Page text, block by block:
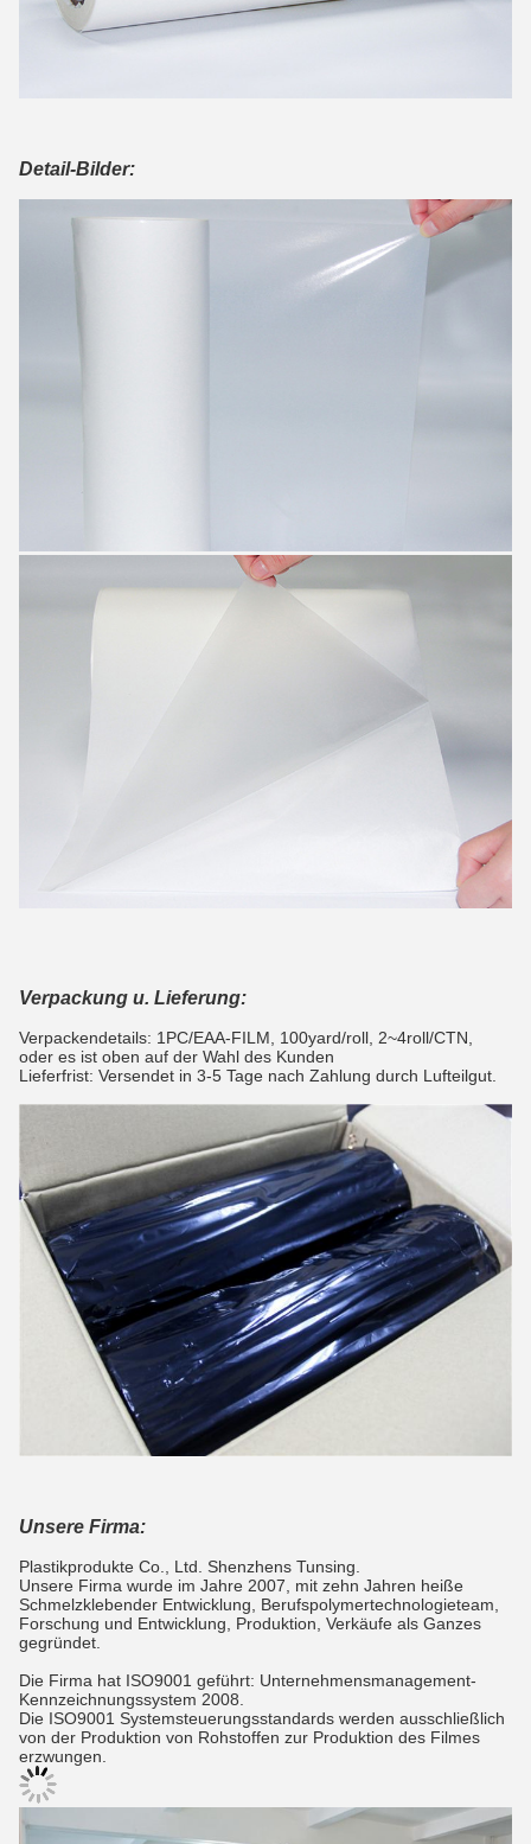
Detail-Bilder:
Verpackung u. Lieferung:
Verpackendetails: 1PC/EAA-FILM, 100yard/roll, 2~4roll/CTN,
oder es ist oben auf der Wahl des Kunden
Lieferfrist: Versendet in 3-5 Tage nach Zahlung durch Lufteilgut.
Unsere Firma:
Plastikprodukte Co., Ltd. Shenzhens Tunsing.
Unsere Firma wurde im Jahre 2007, mit zehn Jahren heiße
Schmelzklebender Entwicklung, Berufspolymertechnologieteam,
Forschung und Entwicklung, Produktion, Verkäufe als Ganzes
gegründet.
Die Firma hat ISO9001 geführt: Unternehmensmanagement-
Kennzeichnungssystem 2008.
Die ISO9001 Systemsteuerungsstandards werden ausschließlich
von der Produktion von Rohstoffen zur Produktion des Filmes
erzwungen.